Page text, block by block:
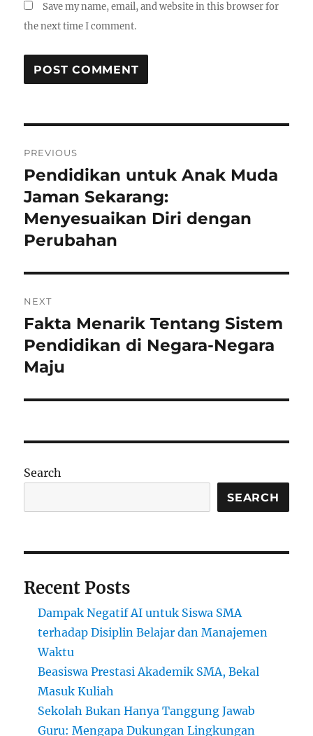
Save my name, email, and website in this browser for
the next time I comment.
navigation
PREVIOUS
Previous
post:
Pendidikan untuk Anak Muda
Jaman Sekarang:
Menyesuaikan Diri dengan
Perubahan
NEXT
Next
post:
Fakta Menarik Tentang Sistem
Pendidikan di Negara-Negara
Maju
Search
SEARCH
Recent Posts
Dampak Negatif AI untuk Siswa SMA
terhadap Disiplin Belajar dan Manajemen
Waktu
Beasiswa Prestasi Akademik SMA, Bekal
Masuk Kuliah
Sekolah Bukan Hanya Tanggung Jawab
Guru: Mengapa Dukungan Lingkungan